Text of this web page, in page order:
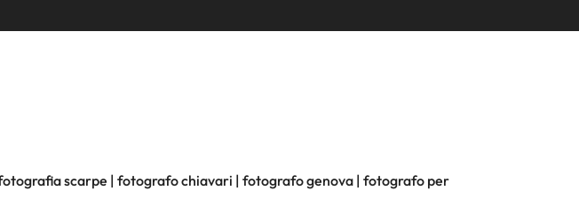
scarpe | fotografo chiavari | fotografo genova | fotografo per